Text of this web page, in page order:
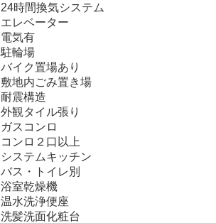
24時間換気システム
エレベーター
電気有
駐輪場
バイク置場あり
敷地内ごみ置き場
耐震構造
外観タイル張り
ガスコンロ
コンロ２口以上
システムキッチン
バス・トイレ別
浴室乾燥機
温水洗浄便座
洗髪洗面化粧台